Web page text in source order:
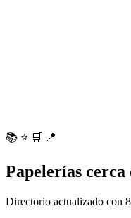
📚 ⭐ 🛒 📍
Papelerías
Directorio actualizado con